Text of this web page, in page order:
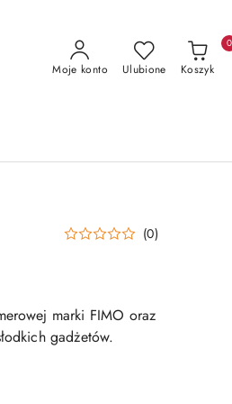
Moje konto Ulubione Koszyk
0
(0)
marki FIMO oraz
gadżetów.